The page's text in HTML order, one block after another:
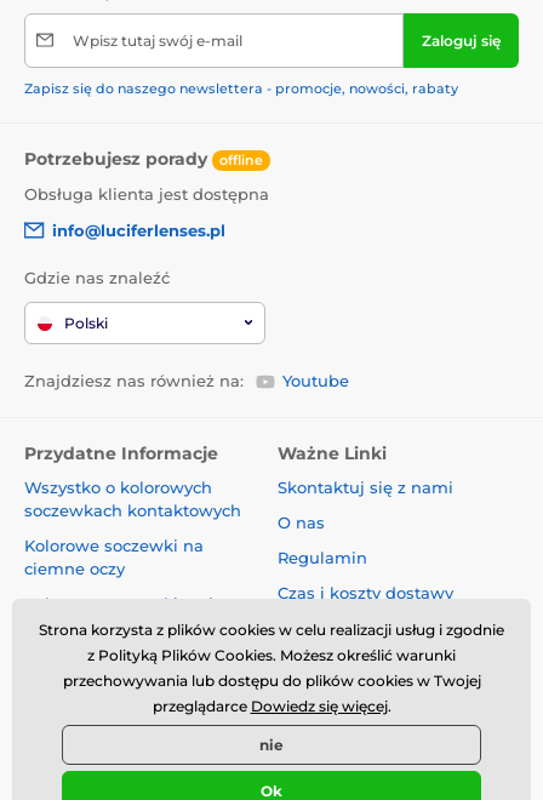
Wpisz tutaj swój e-mail Zaloguj się
Zapisz się do naszego newslettera - promocje, nowości, rabaty
Potrzebujesz porady offline
Obsługa klienta jest dostępna
info@luciferlenses.pl
Gdzie nas znaleźć
Polski
Znajdziesz nas również na: Youtube
Przydatne Informacje
Wszystko o kolorowych
soczewkach kontaktowych
Kolorowe soczewki na
ciemne oczy
Kolorowe soczewki na jasne
oczy
Ważne Linki
Skontaktuj się z nami
O nas
Regulamin
Czas i koszty dostawy
Informacja o ochronie danych
osobowych
Reklamacje i Odstąpienie od
Umowy
Bezpieczeństwo i jakość bez
kompromisów
Strona korzysta z plików cookies w celu realizacji usług i zgodnie
z Polityką Plików Cookies. Możesz określić warunki
przechowywania lub dostępu do plików cookies w Twojej
przeglądarce Dowiedz się więcej.
nie
Ok